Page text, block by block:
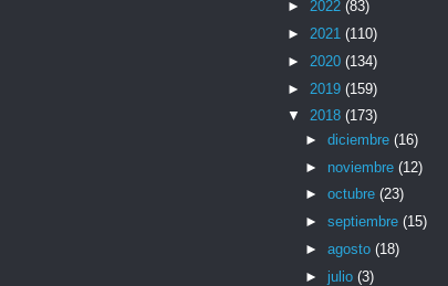
► 2022 (83)
► 2021 (110)
► 2020 (134)
► 2019 (159)
▼ 2018 (173)
► diciembre (16)
► noviembre (12)
► octubre (23)
► septiembre (15)
► agosto (18)
► julio (3)